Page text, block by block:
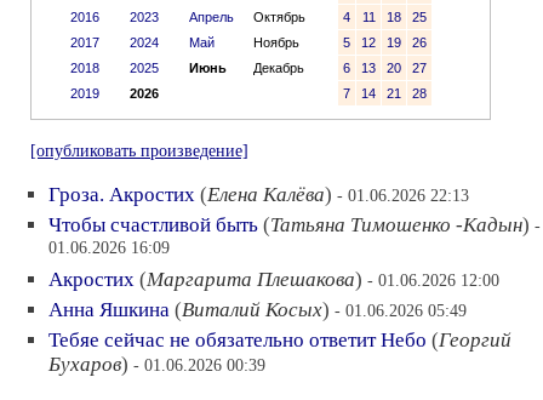
2016
2017
2018
2019
2023
2024
2025
2026
Апрель
Октябрь
Май
Ноябрь
Июнь
Декабрь
4
11 18
25
5
12 19
26
6
13 20
27
7
14 21 28
[опубликовать произведение]
Гроза. Акростих (Елена Калёва) - 01.06.2026 22:13
Чтобы счастливой быть (Татьяна Тимошенко -Кадын) -
01.06.2026 16:09
Акростих (Маргарита Плешакова) - 01.06.2026 12:00
Анна Яшкина (Виталий Косых) - 01.06.2026 05:49
Тебяе сейчас не обязательно ответит Небо (Георгий
Бухаров) - 01.06.2026 00:39